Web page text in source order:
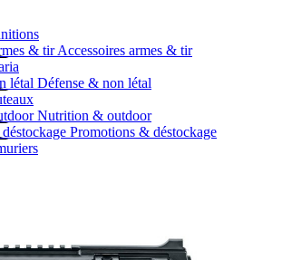
& tir Accessoires armes & tir
létal Défense & non létal
Nutrition & outdoor
Promotions & déstockage